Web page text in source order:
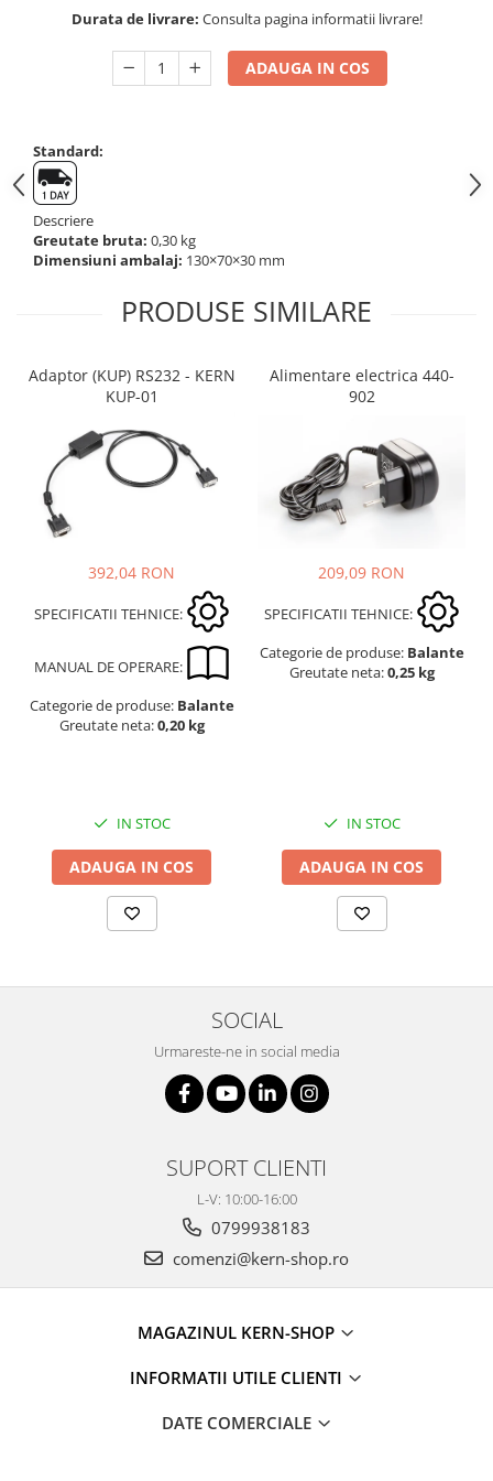
Masurarea intensitatii sunetului
Termometre cu infrarosu
Standuri testare forta
Standuri testare motorizata
Convertor Analog-Digital
Cutie de jonctiune
Inele suport
Maner
Piese pentru compresiune
Placi etalon
Set pentru compresiune
Set suruburi otel
Suporti
Varf de impact
Instrumente optice
Adaptor camera microscop
Carcase si genti
Filtru microscop
Filtru Quartz wedge
Huse de protectie
Iluminare microscop
Standuri Stereomicroscoape
Unitate contrast de faza
Scala aditionala refractometru
Durata de livrare: Consulta pagina informatii livrare!
ADAUGA IN COS
Standard:
Descriere
Greutate bruta: 0,30 kg
Dimensiuni ambalaj: 130×70×30 mm
PRODUSE SIMILARE
Adaptor (KUP) RS232 - KERN
KUP-01
392,04 RON
SPECIFICATII TEHNICE:
MANUAL DE OPERARE:
Categorie de produse: Balante
Greutate neta:0,20 kg
IN STOC
ADAUGA IN COS
Alimentare electrica 440-
902
209,09 RON
SPECIFICATII TEHNICE:
Categorie de produse: Balante
Greutate neta:0,25 kg
IN STOC
ADAUGA IN COS
SOCIAL
Urmareste-ne in social media
SUPORT CLIENTI
L-V: 10:00-16:00
0799938183
comenzi@kern-shop.ro
MAGAZINUL KERN-SHOP
INFORMATII UTILE CLIENTI
DATE COMERCIALE